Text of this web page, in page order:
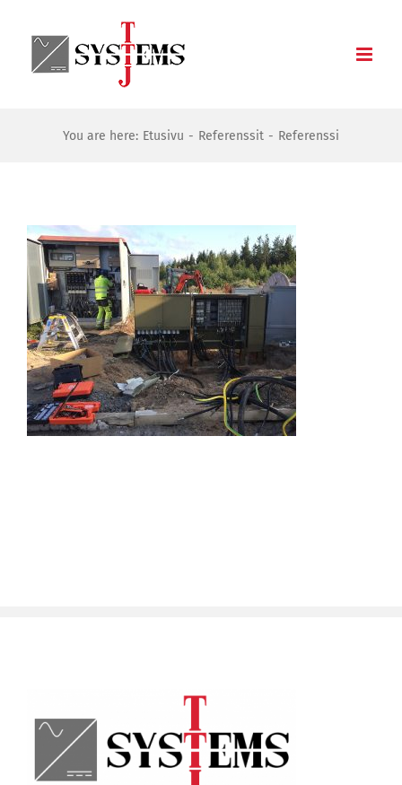
content
You are here: Etusivu Referenssit Referenssi